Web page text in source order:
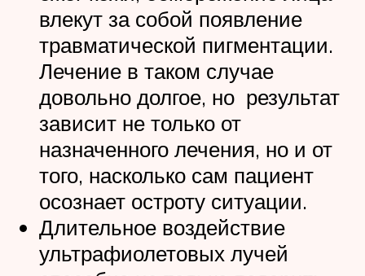
влекут за собой появление
травматической пигментации.
Лечение в таком случае
довольно долгое, но результат
зависит не только от
назначенного лечения, но и от
того, насколько сам пациент
осознает остроту ситуации.
Длительное воздействие
ультрафиолетовых лучей